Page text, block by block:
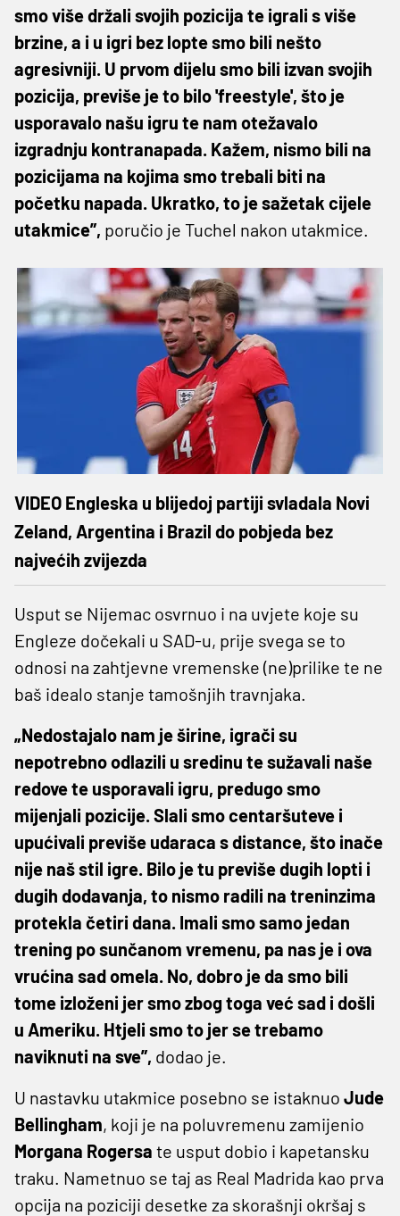
smo više držali svojih pozicija te igrali s više
brzine, a i u igri bez lopte smo bili nešto
agresivniji. U prvom dijelu smo bili izvan svojih
pozicija, previše je to bilo 'freestyle', što je
usporavalo našu igru te nam otežavalo
izgradnju kontranapada. Kažem, nismo bili na
pozicijama na kojima smo trebali biti na
početku napada. Ukratko, to je sažetak cijele
utakmice”, poručio je Tuchel nakon utakmice.
VIDEO Engleska u blijedoj partiji svladala Novi
Zeland, Argentina i Brazil do pobjeda bez
najvećih zvijezda
Usput se Nijemac osvrnuo i na uvjete koje su
Engleze dočekali u SAD-u, prije svega se to
odnosi na zahtjevne vremenske (ne)prilike te ne
baš idealo stanje tamošnjih travnjaka.
„Nedostajalo nam je širine, igrači su
nepotrebno odlazili u sredinu te sužavali naše
redove te usporavali igru, predugo smo
mijenjali pozicije. Slali smo centaršuteve i
upućivali previše udaraca s distance, što inače
nije naš stil igre. Bilo je tu previše dugih lopti i
dugih dodavanja, to nismo radili na treninzima
protekla četiri dana. Imali smo samo jedan
trening po sunčanom vremenu, pa nas je i ova
vrućina sad omela. No, dobro je da smo bili
tome izloženi jer smo zbog toga već sad i došli
u Ameriku. Htjeli smo to jer se trebamo
naviknuti na sve”, dodao je.
U nastavku utakmice posebno se istaknuo Jude
Bellingham, koji je na poluvremenu zamijenio
Morgana Rogersa te usput dobio i kapetansku
traku. Nametnuo se taj as Real Madrida kao prva
opcija na poziciji desetke za skorašnji okršaj s